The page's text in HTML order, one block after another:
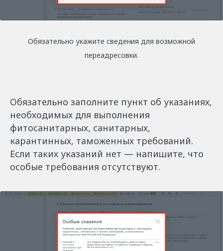
Обязательно укажите сведения для возможной
переадресовки.
Обязательно заполните пункт об указаниях,
необходимых для выполнения
фитосанитарных, санитарных,
карантинных, таможенных требований.
Если таких указаний нет — напишите, что
особые требования отсутствуют.